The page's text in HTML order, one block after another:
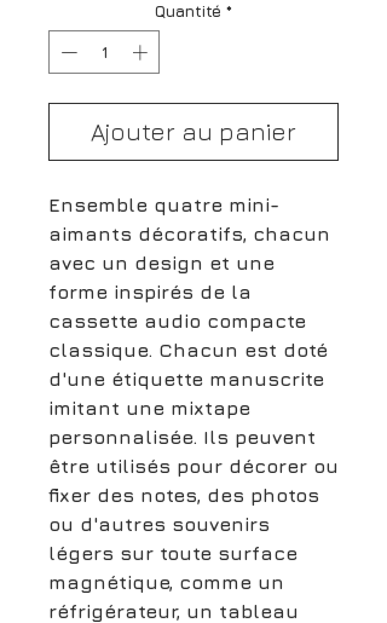
Quantité *
Ajouter au panier
Ensemble quatre mini-
aimants décoratifs, chacun
avec un design et une
forme inspirés de la
cassette audio compacte
classique. Chacun est doté
d'une étiquette manuscrite
imitant une mixtape
personnalisée. Ils peuvent
être utilisés pour décorer ou
fixer des notes, des photos
ou d'autres souvenirs
légers sur toute surface
magnétique, comme un
réfrigérateur, un tableau